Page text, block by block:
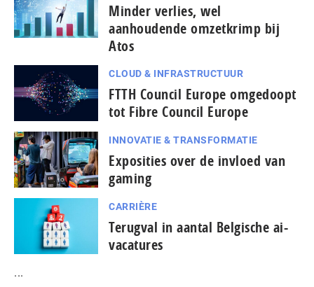
Minder verlies, wel
aanhoudende omzetkrimp bij
Atos
CLOUD & INFRASTRUCTUUR
FTTH Council Europe omgedoopt
tot Fibre Council Europe
INNOVATIE & TRANSFORMATIE
Exposities over de invloed van
gaming
CARRIÈRE
Terugval in aantal Belgische ai-
vacatures
...